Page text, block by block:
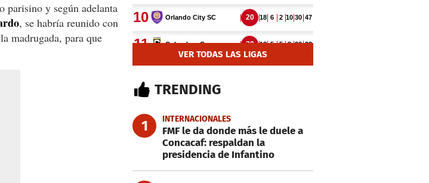
parisino y según adelanta
, se habría reunido con
madrugada, para que
VER TODAS LAS LIGAS
TRENDING
1 INTERNACIONALES
FMF le da donde más le duele a
Concacaf: respaldan la
presidencia de Infantino